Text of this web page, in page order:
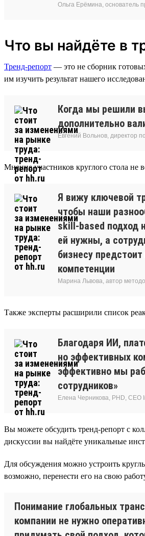
Ольга Ерёмина, основатель
Что вы найдёте в
Тренд-репорт — это не сборник
им изучить результат нашего
Когда мы решили
дополнительно
Евгений Вольнов, директор
Мнение участников круглого стола не
Я вижу ключевой
чтобы наши
skill-based подход
ей нужны, а
бизнесу
компетенции
Марина Львова, автор
Также эксперты расширили список
Благодаря ИИ,
но эффективных
эффективно мы
сотрудников»
Елена Черникова, PHD, CEO
Вы можете обсудить тренд-репорт с
дискуссии вы найдёте уникальные
Для обсуждения можно устроить
возможно, перенести его на свою
Понимание глобальных
компании не нужно